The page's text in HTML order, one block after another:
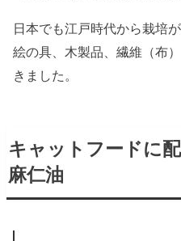
日本でも江戸時代から栽培
絵の具、木製品、繊維（布
きました。
キャットフードに
麻仁油